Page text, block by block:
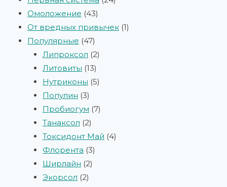
Омоложение 43
От вредных привычек 1
Популярные 47
Липроксол 2
Литовиты 13
Нутриконы 5
Популин 3
Пробиогум 7
Танаксол 2
Токсидонт Май 4
Флорента 3
Ширлайн 2
Экорсол 2